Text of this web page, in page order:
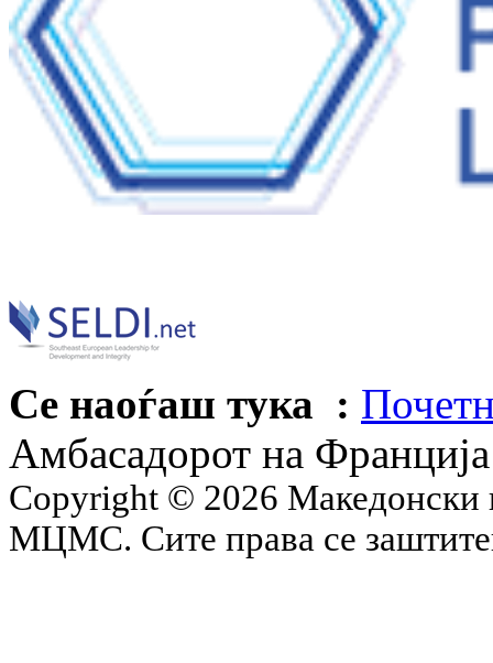
Се наоѓаш тука :
Амбасадорот на
Copyright © 2026 Македонски
МЦМС. Сите права се